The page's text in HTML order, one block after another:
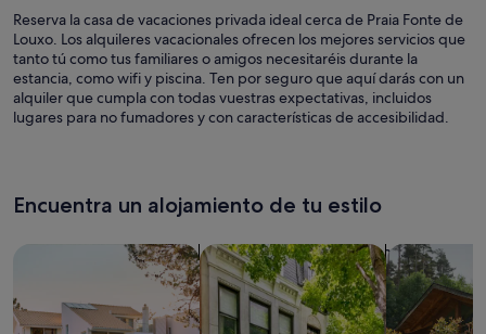
Reserva la casa de vacaciones privada ideal cerca de Praia Fonte de
Louxo. Los alquileres vacacionales ofrecen los mejores servicios que
tanto tú como tus familiares o amigos necesitaréis durante la
estancia, como wifi y piscina. Ten por seguro que aquí darás con un
alquiler que cumpla con todas vuestras expectativas, incluidos
lugares para no fumadores y con características de accesibilidad.
Encuentra un alojamiento de tu estilo
Busca apartamentos Buscar